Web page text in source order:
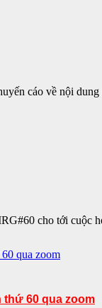
cáo về nội
cho tới cuộc
thứ 60 qua zoom